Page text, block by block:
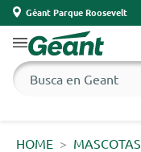
Géant Parque Roosevelt
HOME MASCOTAS